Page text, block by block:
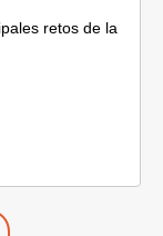
retos de la